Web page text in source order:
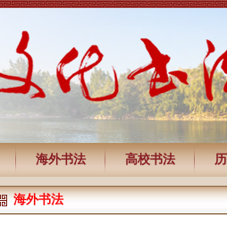
海外书法 高校书法
海外书法